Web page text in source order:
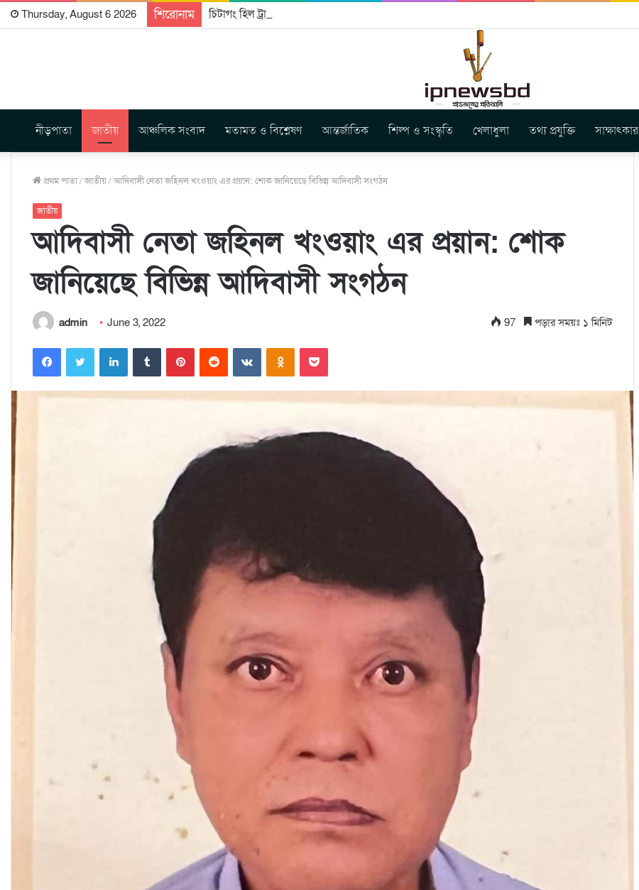
Thursday, August 6 2026 শিরোনাম চিটাগং হিল ট্রাক্টস রাইটার্স ইউনিয়ন এর কেন্দ্রীয় নেতৃত্বে মংক্য শোয়ে নু নেভী এবং মুকুল কান্তি ত্রিপুরা
নীড়পাতা জাতীয় আঞ্চলিক সংবাদ মতামত ও বিশ্লেষণ আন্তর্জাতিক শিল্প ও সংস্কৃতি খেলাধুলা তথ্য প্রযুক্তি সাক্ষাৎকার
প্রথম পাতা/জাতীয়/আদিবাসী নেতা জহিনল খংওয়াং এর প্রয়ান: শোক জানিয়েছে বিভিন্ন আদিবাসী সংগঠন
জাতীয়
আদিবাসী নেতা জহিনল খংওয়াং এর প্রয়ান: শোক
জানিয়েছে বিভিন্ন আদিবাসী সংগঠন
admin June 3, 2022 97 পড়ার সময়ঃ ১ মিনিট